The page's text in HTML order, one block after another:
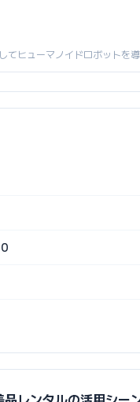
てヒューマノイドロボットを